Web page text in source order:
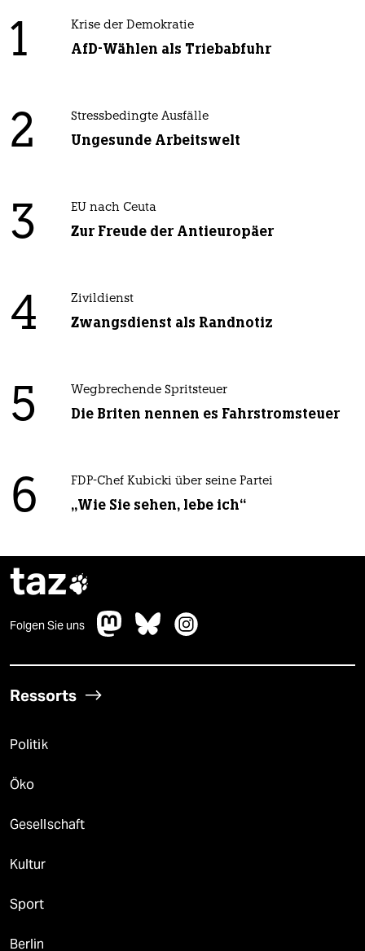
1 Krise der Demokratie
AfD-Wählen als Triebabfuhr
2 Stressbedingte Ausfälle
Ungesunde Arbeitswelt
3 EU nach Ceuta
Zur Freude der Antieuropäer
4 Zivildienst
Zwangsdienst als Randnotiz
5 Wegbrechende Spritsteuer
Die Briten nennen es Fahrstromsteuer
6 FDP-Chef Kubicki über seine Partei
„Wie Sie sehen, lebe ich“
taz
Folgen Sie uns
Ressorts
Politik
Öko
Gesellschaft
Kultur
Sport
Berlin